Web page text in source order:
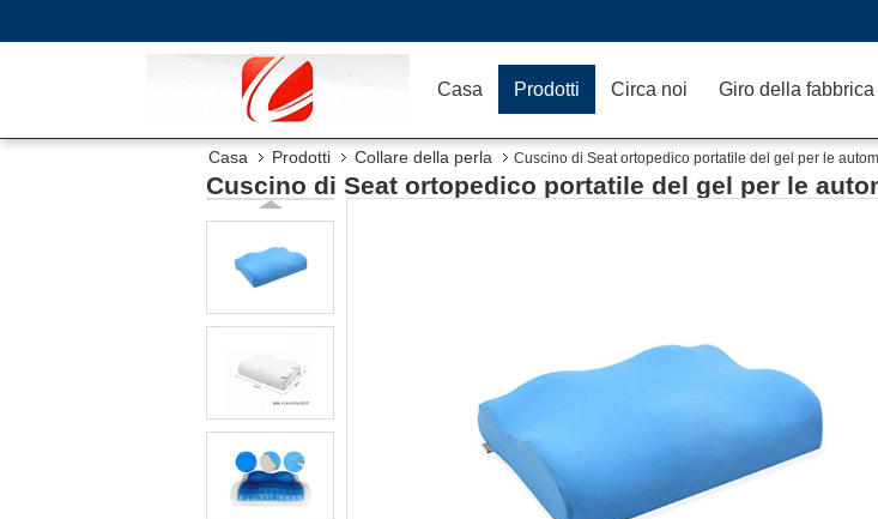
Casa Prodotti Circa noi Giro della fabbrica
Casa Prodotti Collare della perla Cuscino di Seat ortopedico portatile del gel per le
Cuscino di Seat ortopedico portatile del gel per le